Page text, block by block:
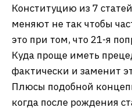
Конституцию из 7
меняют не так чтобы
это при том, что 21-я
Куда проще иметь
фактически и заменит
Плюсы подобной
когда после рождения